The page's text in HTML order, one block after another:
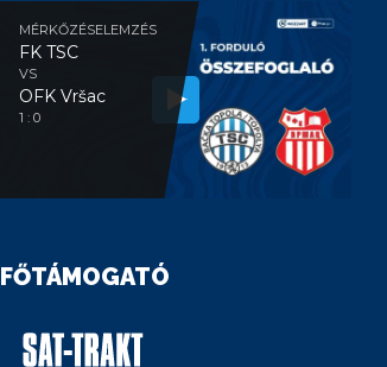
MÉRKŐZÉSELEMZÉS
FK TSC
VS
OFK Vršac
1 : 0
FŐTÁMOGATÓ